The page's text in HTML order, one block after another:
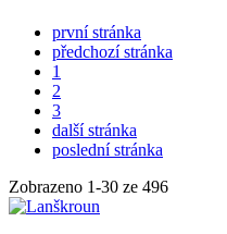
první stránka
předchozí stránka
1
2
3
další stránka
poslední stránka
Zobrazeno 1-30 ze 496